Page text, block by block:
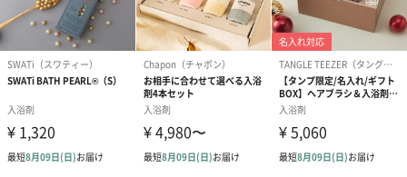
ただけます。 ※温浴効果による
●冷えを感じた時に
冬の寒さや夏のクーラーの冷えは、手先足先まで血行を滞らせ、
様々な体調不良の元になります。しっかりと芯から温まり、めぐ
●妊婦さんに